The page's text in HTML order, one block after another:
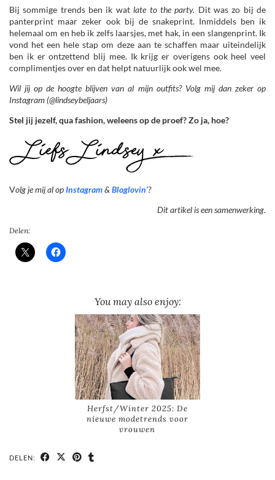
Bij sommige trends ben ik watlate to the party. Dit was zo bij de
panterprint maar zeker ook bij de snakeprint. Inmiddels ben ik
helemaal om en heb ik zelfs laarsjes, met hak, in een slangenprint. Ik
vond het een hele stap om deze aan te schaffen maar uiteindelijk
ben ik er ontzettend blij mee. Ik krijg er overigens ook heel veel
complimentjes over en dat helpt natuurlijk ook wel mee.
Wil jij op de hoogte blijven van al mijn outfits? Volg mij dan zeker op
Instagram (@lindseybeljaars)
Stel jij jezelf, qua fashion, weleens op de proef? Zo ja, hoe?
Volg je mij al opInstagram&Bloglovin’?
Dit artikel is een samenwerking.
Delen:
You may also enjoy:
Herfst/Winter 2025: De
nieuwe modetrends voor
vrouwen
DELEN: